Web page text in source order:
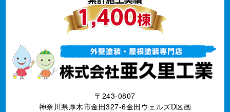
〒243-0807
神奈川県厚木市金田327-6金田ウェルズD区画